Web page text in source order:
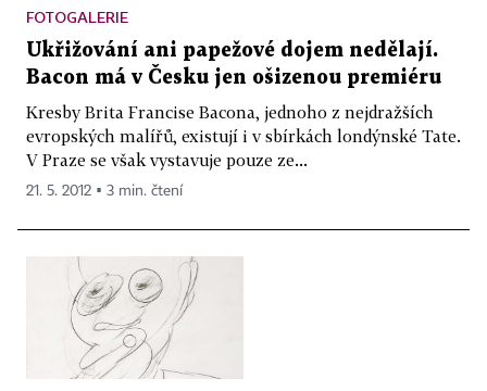
FOTOGALERIE
Ukřižování ani papežové dojem nedělají.
Bacon má v Česku jen ošizenou premiéru
Kresby Brita Francise Bacona, jednoho z nejdražších
evropských malířů, existují i v sbírkách londýnské Tate.
V Praze se však vystavuje pouze ze...
21. 5. 2012 ▪ 3 min. čtení